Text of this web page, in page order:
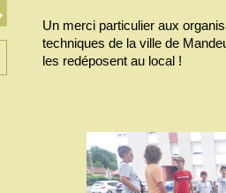
Un merci particulier aux
techniques de la ville de
les redéposent au local !